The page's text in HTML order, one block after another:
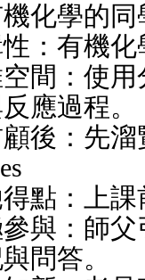
化學的
：有機
間：使
應過程。
後：先溜
點：上
與：師
問答。